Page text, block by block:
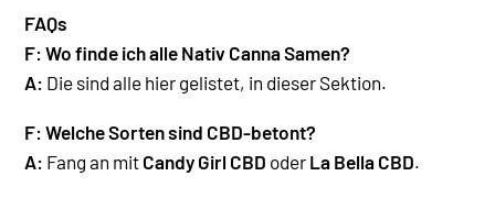
FAQs
F: Wo finde ich alle Nativ Canna Samen?
A: Die sind alle hier gelistet, in dieser Sektion.
F: Welche Sorten sind CBD-betont?
A: Fang an mit Candy Girl CBD oder La Bella CBD.